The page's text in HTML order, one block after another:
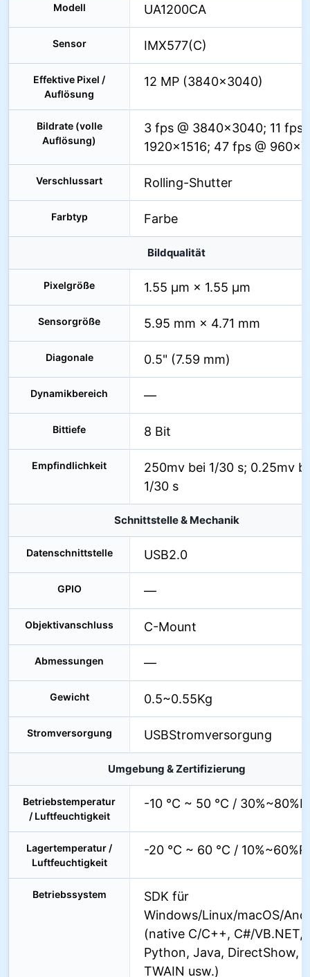
Modell UA1200CA
Sensor IMX577(C)
Effektive Pixel /
Auflösung
12 MP (3840×3040)
Bildrate (volle
Auflösung)
3 fps @ 3840×3040; 11 fps
1920×1516; 47 fps @
Verschlussart Rolling-Shutter
Farbtyp Farbe
Bildqualität
Pixelgröße 1.55 µm × 1.55 µm
Sensorgröße 5.95 mm × 4.71 mm
Diagonale 0.5" (7.59 mm)
Dynamikbereich —
Bittiefe 8 Bit
Empfindlichkeit
250mv bei 1/30 s; 0.25mv
1/30 s
Schnittstelle & Mechanik
Datenschnittstelle USB2.0
GPIO —
Objektivanschluss C-Mount
Abmessungen —
Gewicht 0.5~0.55Kg
Stromversorgung USBStromversorgung
Umgebung & Zertifizierung
Betriebstemperatur
/ Luftfeuchtigkeit
-10 °C ~ 50 °C /
Lagertemperatur /
Luftfeuchtigkeit
-20 °C ~ 60 °C /
Betriebssystem
SDK für
Windows/Linux/macOS/
(native C/C++, C#/VB.NET,
Python, Java, DirectShow,
TWAIN usw.)